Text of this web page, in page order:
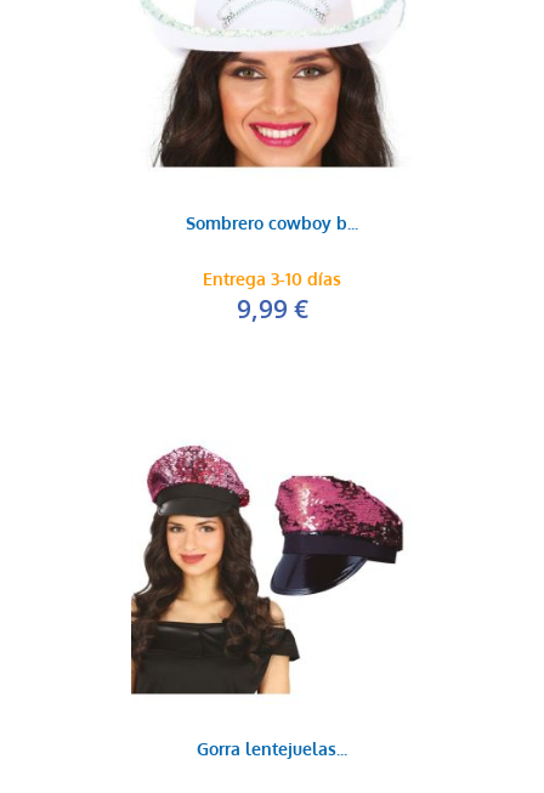
Sombrero cowboy b...
Entrega 3-10 días
9,99 €
Gorra lentejuelas...